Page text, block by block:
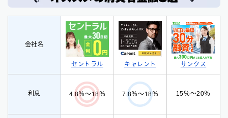
会社名
セントラル キャレント サンクス
利息 4.8％〜18％ 7.8％〜18％ 15％〜20％